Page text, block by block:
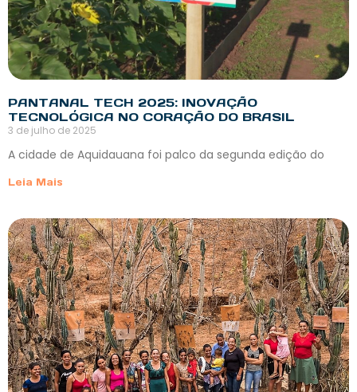
PANTANAL TECH 2025: INOVAÇÃO
TECNOLÓGICA NO CORAÇÃO DO BRASIL
3 de julho de 2025
A cidade de Aquidauana foi palco da segunda edição do
Leia Mais